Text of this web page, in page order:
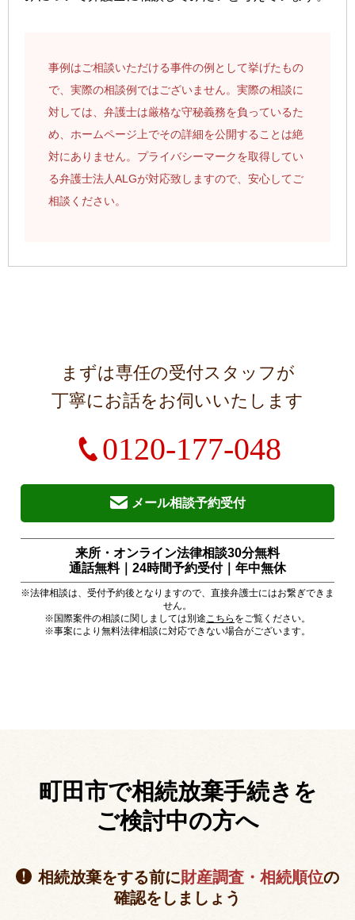
事例はご相談いただける事件の例として挙げたもの
で、実際の相談例ではございません。実際の相談に
対しては、弁護士は厳格な守秘義務を負っているた
め、ホームページ上でその詳細を公開することは絶
対にありません。プライバシーマークを取得してい
る弁護士法人ALGが対応致しますので、安心してご
相談ください。
まずは専任の受付スタッフが
丁寧にお話をお伺いいたします
0120-177-048
メール相談予約受付
来所・オンライン法律相談30分無料
通話無料｜24時間予約受付｜ 年中無休
※法律相談は、受付予約後となりますので、直接弁護士にはお繋ぎできま
せん。
※国際案件の相談に関しましては別途こちら をご覧ください。
※事案により無料法律相談に対応できない場合がございます。
町田市で相続放棄手続きを
ご検討中の方へ
相続放棄をする前に財産調査・相続順位の
確認をしましょう